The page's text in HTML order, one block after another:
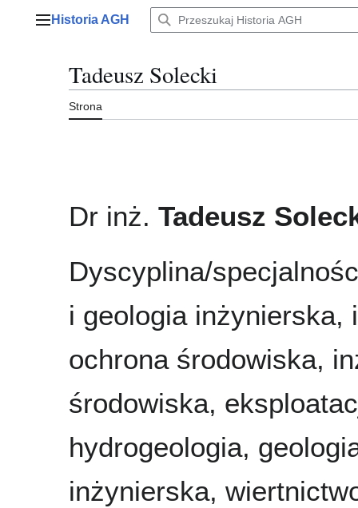
Menu główne
Historia AGH
Tadeusz Solecki
Strona
Dr inż. Tadeusz
Dyscyplina/
i geologia inżynierska,
ochrona środowiska,
środowiska,
hydrogeologia,
inżynierska,